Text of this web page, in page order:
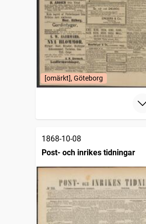
[omärkt], Göteborg
1868-10-08
Post- och inrikes tidningar